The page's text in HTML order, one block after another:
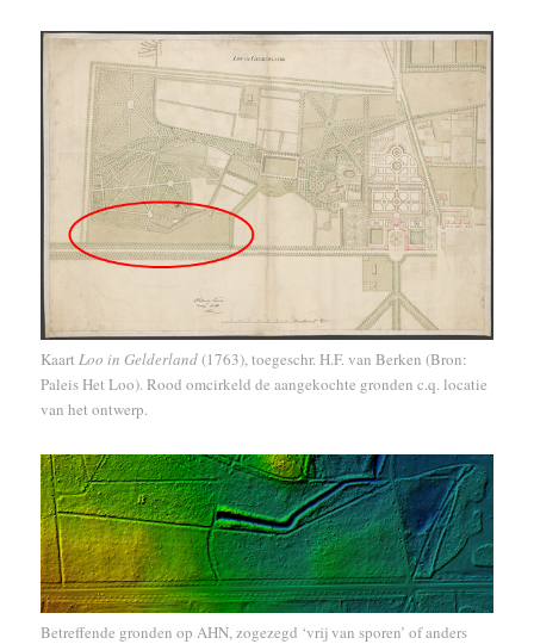
KaartLoo in Gelderland(1763), toegeschr. H.F. van Berken (Bron:
Paleis Het Loo). Rood omcirkeld de aangekochte gronden c.q. locatie
van het ontwerp.
Betreffende gronden op AHN, zogezegd ‘vrij van sporen’ of anders